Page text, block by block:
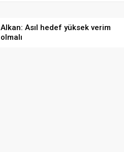
Alkan: Asıl hedef yüksek verim
olmalı